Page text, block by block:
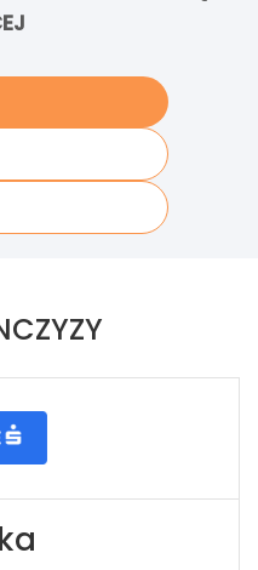
przekazane